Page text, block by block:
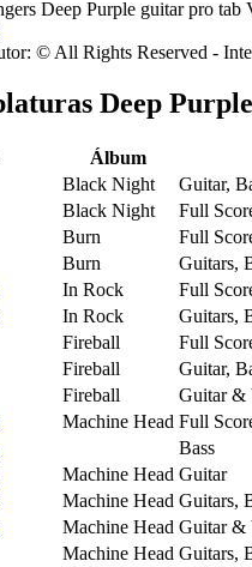
© All Rights Reserved -
Deep Purple
Álbum
Black Night
Guitar,
Black Night
Full
Burn
Full
Burn
Guitars,
In Rock
Full
In Rock
Guitars,
Fireball
Full
Fireball
Guitar,
Fireball
Guitar &
Machine Head Full
Bass
Machine Head Guitar
Machine Head Guitars,
Machine Head Guitar &
Machine Head Guitars,